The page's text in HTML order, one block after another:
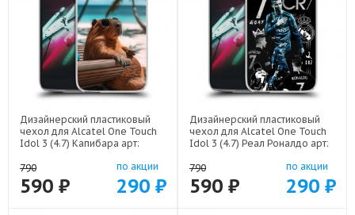
Дизайнерский пластиковый
чехол для Alcatel One Touch
Idol 3 (4.7) Капибара арт:
790
590 ₽
по акции
290 ₽
Дизайнерский пластиковый
чехол для Alcatel One Touch
Idol 3 (4.7) Реал Роналдо арт:
790
590 ₽
по акции
290 ₽